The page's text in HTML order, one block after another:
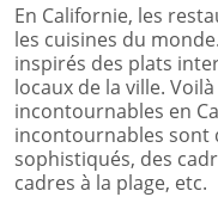
En Californie, les
les cuisines du
inspirés des plats
locaux de la ville.
incontournables en
incontournables sont
sophistiqués, des
cadres à la plage, etc.